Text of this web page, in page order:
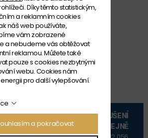
PŘIDAT DO KOŠÍKU
VYZKOUŠENÍ
NA PRODEJNĚ
Díky těmto statistickým,
a reklamním cookies
náš web používáte,
vám zobrazené
a nebudeme vás obtěžovat
reklamou. Můžete také
pouze s cookies nezbytnými
webu. Cookies nám
pro další vylepšování.
a pokračovat